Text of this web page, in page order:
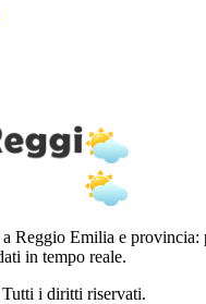
a Reggio Emilia e provincia:
in tempo reale.
i diritti riservati.